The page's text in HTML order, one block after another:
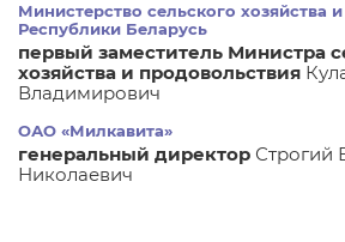
Министерство сельского хозяйства
Республики Беларусь
первый заместитель Министра
хозяйства и продовольствия
Владимирович
ОАО «Милкавита»
генеральный директор Строгий
Николаевич